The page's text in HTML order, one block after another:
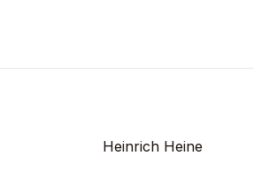
Heinrich Heine